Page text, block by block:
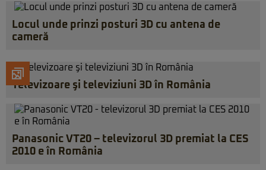
Locul unde prinzi posturi 3D cu antena de
cameră
Televizoare şi televiziuni 3D în România
Panasonic VT20 – televizorul 3D premiat la CES
2010 e în România